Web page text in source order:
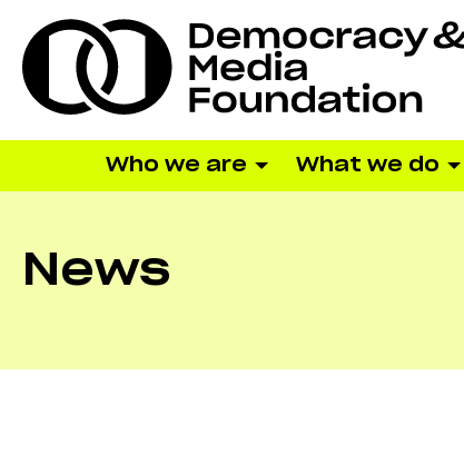
Who we are What we do
News